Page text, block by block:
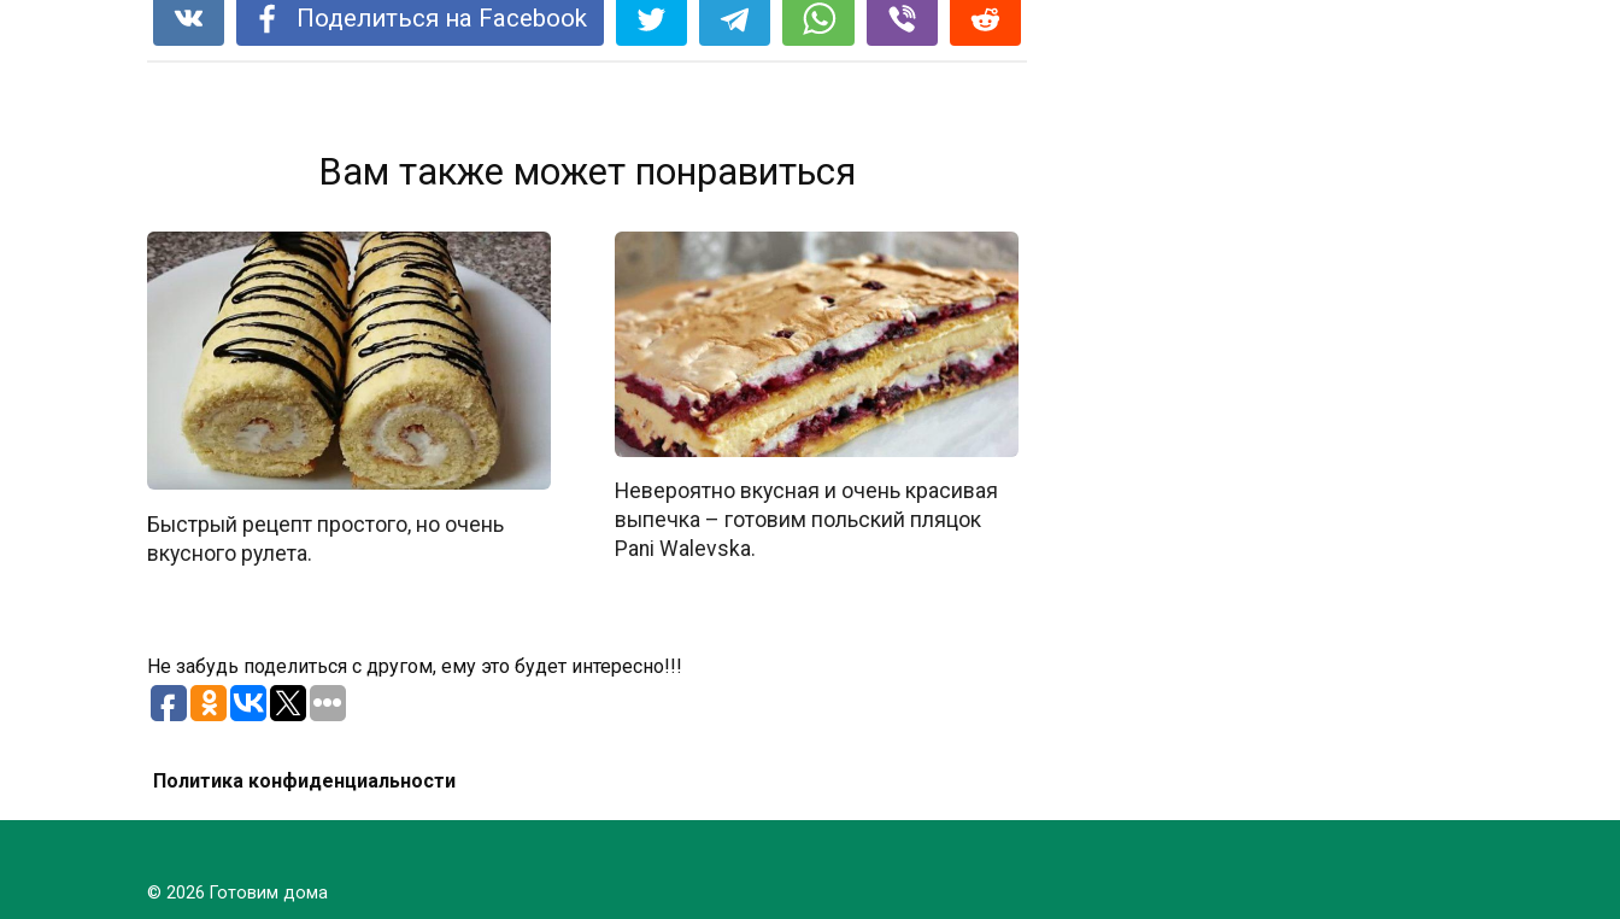
Поделиться на Facebook
Вам также может понравиться
Быстрый рецепт простого, но очень
вкусного рулета.
Невероятно вкусная и очень красивая
выпечка – готовим польский пляцок
Pani Walevska.
Не забудь поделиться с другом, ему это будет интересно!!!
Политика конфиденциальности
© 2026 Готовим дома